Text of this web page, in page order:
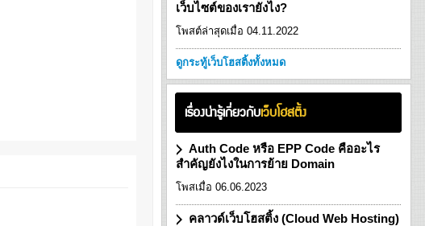
เว็บไซต์ของเรายังไง?
โพสต์ล่าสุดเมื่อ 04.11.2022
ดูกระทู้เว็บโฮสติ้งทั้งหมด
เรื่องน่ารู้เกี่ยวกับเว็บโฮสติ้ง
Auth Code หรือ EPP Code คืออะไร
สำคัญยังไงในการย้าย Domain
โพสเมื่อ 06.06.2023
คลาวด์เว็บโฮสติ้ง (Cloud Web Hosting)